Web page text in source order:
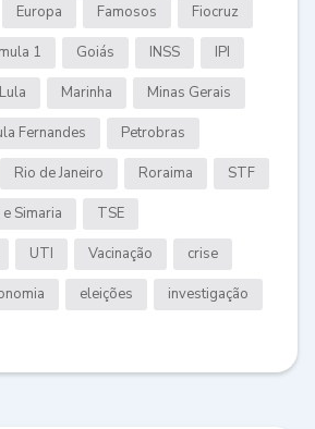
Europa Famosos Fiocruz
1 Goiás INSS IPI
Lula Marinha Minas Gerais
Fernandes Petrobras
Rio de Janeiro Roraima STF
Simaria TSE
UTI Vacinação crise
eleições investigação